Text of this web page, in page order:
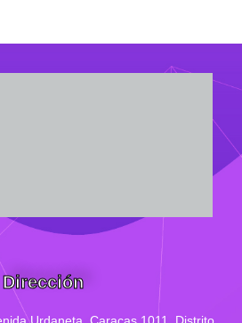
Dirección
Urdaneta, Caracas 1011, Distrito